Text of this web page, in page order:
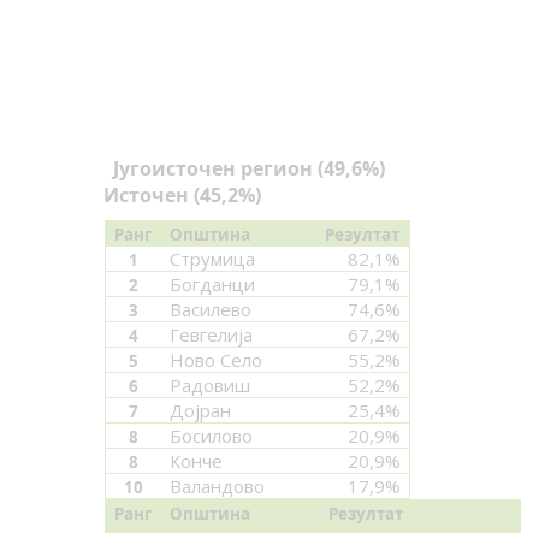
Југоисточен регион (49,6%)
Источен (45,2%)
Ранг Општина
Резултат
1
Струмица 82,1%
2 Богданци 79,1%
3 Василево 74,6%
4 Гевгелија 67,2%
5 Ново Село 55,2%
6 Радовиш 52,2%
7 Дојран 25,4%
8 Босилово 20,9%
8 Конче 20,9%
10 Валандово 17,9%
Ранг Општина
Резултат